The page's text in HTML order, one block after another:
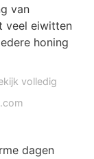
van
veel eiwitten
honing
volledig
dagen